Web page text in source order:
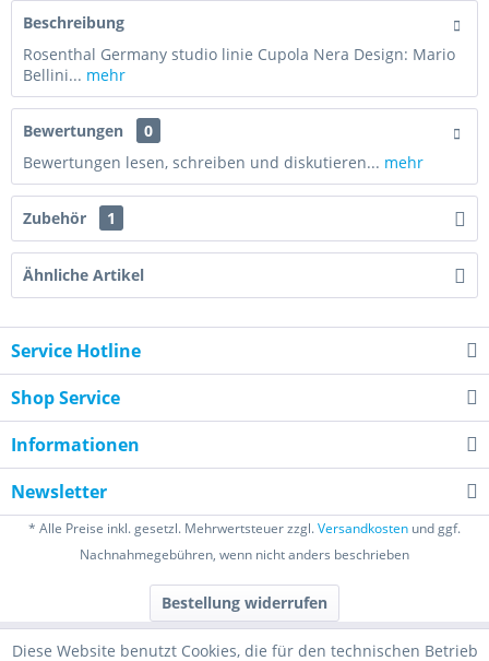
Beschreibung
Rosenthal Germany studio linie Cupola Nera Design: Mario
Bellini... mehr
Bewertungen
0
Bewertungen lesen, schreiben und diskutieren... mehr
Zubehör 1
Ähnliche Artikel
Service Hotline
Shop Service
Informationen
Newsletter
* Alle Preise inkl. gesetzl. Mehrwertsteuer zzgl.Versandkosten und ggf.
Nachnahmegebühren, wenn nicht anders beschrieben
Bestellung widerrufen
Diese Website benutzt Cookies, die für den technischen Betrieb